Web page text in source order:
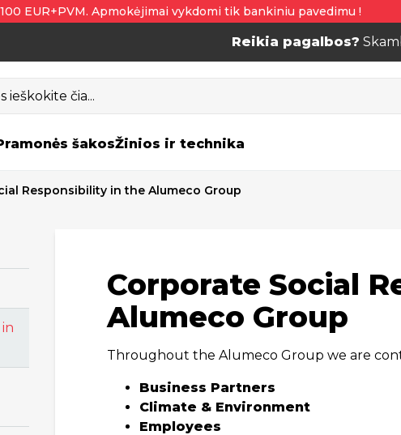
100 EUR+PVM. Apmokėjimai vykdomi tik bankiniu pavedimu !
Reikia pagalbos?
ieškokite čia...
šakosŽinios ir technika
Responsibility in the Alumeco Group
Corporate Social
Alumeco Group
Throughout the Alumeco Group we are
Business Partners
Climate & Environment
Employees